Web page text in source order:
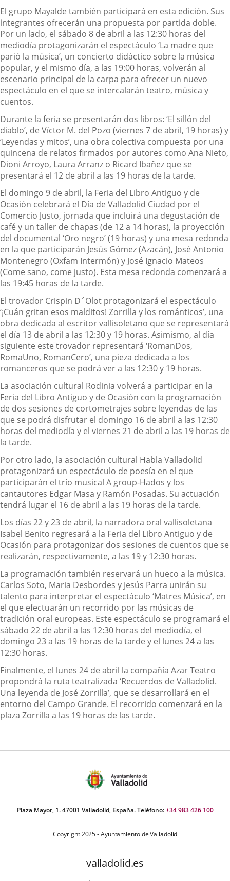
El grupo Mayalde también participará en esta edición. Sus
integrantes ofrecerán una propuesta por partida doble.
Por un lado, el sábado 8 de abril a las 12:30 horas del
mediodía protagonizarán el espectáculo ‘La madre que
parió la música’, un concierto didáctico sobre la música
popular, y el mismo día, a las 19:00 horas, volverán al
escenario principal de la carpa para ofrecer un nuevo
espectáculo en el que se intercalarán teatro, música y
cuentos.
Durante la feria se presentarán dos libros: ‘El sillón del
diablo’, de Víctor M. del Pozo (viernes 7 de abril, 19 horas) y
‘Leyendas y mitos’, una obra colectiva compuesta por una
quincena de relatos firmados por autores como Ana Nieto,
Dioni Arroyo, Laura Arranz o Ricard Ibañez que se
presentará el 12 de abril a las 19 horas de la tarde.
El domingo 9 de abril, la Feria del Libro Antiguo y de
Ocasión celebrará el Día de Valladolid Ciudad por el
Comercio Justo, jornada que incluirá una degustación de
café y un taller de chapas (de 12 a 14 horas), la proyección
del documental ‘Oro negro’ (19 horas) y una mesa redonda
en la que participarán Jesús Gómez (Azacán), José Antonio
Montenegro (Oxfam Intermón) y José Ignacio Mateos
(Come sano, come justo). Esta mesa redonda comenzará a
las 19:45 horas de la tarde.
El trovador Crispin D´Olot protagonizará el espectáculo
‘¡Cuán gritan esos malditos! Zorrilla y los románticos’, una
obra dedicada al escritor vallisoletano que se representará
el día 13 de abril a las 12:30 y 19 horas. Asimismo, al día
siguiente este trovador representará ‘RomanDos,
RomaUno, RomanCero’, una pieza dedicada a los
romanceros que se podrá ver a las 12:30 y 19 horas.
La asociación cultural Rodinia volverá a participar en la
Feria del Libro Antiguo y de Ocasión con la programación
de dos sesiones de cortometrajes sobre leyendas de las
que se podrá disfrutar el domingo 16 de abril a las 12:30
horas del mediodía y el viernes 21 de abril a las 19 horas de
la tarde.
Por otro lado, la asociación cultural Habla Valladolid
protagonizará un espectáculo de poesía en el que
participarán el trío musical A group-Hados y los
cantautores Edgar Masa y Ramón Posadas. Su actuación
tendrá lugar el 16 de abril a las 19 horas de la tarde.
Los días 22 y 23 de abril, la narradora oral vallisoletana
Isabel Benito regresará a la Feria del Libro Antiguo y de
Ocasión para protagonizar dos sesiones de cuentos que se
realizarán, respectivamente, a las 19 y 12:30 horas.
La programación también reservará un hueco a la música.
Carlos Soto, Maria Desbordes y Jesús Parra unirán su
talento para interpretar el espectáculo ‘Matres Música’, en
el que efectuarán un recorrido por las músicas de
tradición oral europeas. Este espectáculo se programará el
sábado 22 de abril a las 12:30 horas del mediodía, el
domingo 23 a las 19 horas de la tarde y el lunes 24 a las
12:30 horas.
Finalmente, el lunes 24 de abril la compañía Azar Teatro
propondrá la ruta teatralizada ‘Recuerdos de Valladolid.
Una leyenda de José Zorrilla’, que se desarrollará en el
entorno del Campo Grande. El recorrido comenzará en la
plaza Zorrilla a las 19 horas de las tarde.
Plaza Mayor, 1. 47001 Valladolid, España. Teléfono:+34 983 426 100
Copyright 2025 - Ayuntamiento de Valladolid
valladolid.es